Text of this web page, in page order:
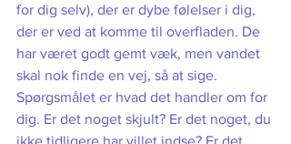
for dig selv), der er dybe følelser i dig,
der er ved at komme til overfladen. De
har været godt gemt væk, men vandet
skal nok finde en vej, så at sige.
Spørgsmålet er hvad det handler om for
dig. Er det noget skjult? Er det noget, du
ikke tidligere har villet indse? Er det